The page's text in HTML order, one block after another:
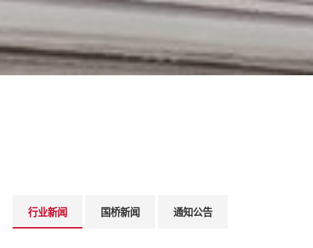
行业新闻 国桥新闻 通知公告